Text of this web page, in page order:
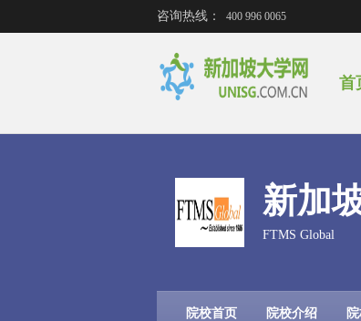
咨询热线： 400 996 0065
首
新加
FTMS Global
院校首页 院校介绍